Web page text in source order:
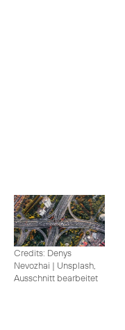
Credits: Denys
Nevozhai | Unsplash,
Ausschnitt bearbeitet